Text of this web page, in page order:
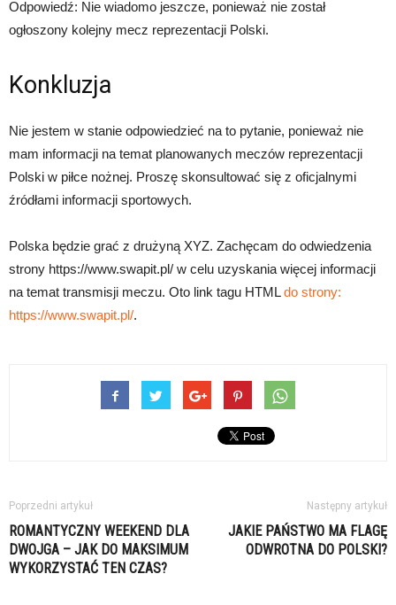
Odpowiedź: Nie wiadomo jeszcze, ponieważ nie został
ogłoszony kolejny mecz reprezentacji Polski.
Konkluzja
Nie jestem w stanie odpowiedzieć na to pytanie, ponieważ nie
mam informacji na temat planowanych meczów reprezentacji
Polski w piłce nożnej. Proszę skonsultować się z oficjalnymi
źródłami informacji sportowych.
Polska będzie grać z drużyną XYZ. Zachęcam do odwiedzenia
strony https://www.swapit.pl/ w celu uzyskania więcej informacji
na temat transmisji meczu. Oto link tagu HTMLdo strony:
https://www.swapit.pl/.
Poprzedni artykuł
ROMANTYCZNY WEEKEND DLA
DWOJGA – JAK DO MAKSIMUM
WYKORZYSTAĆ TEN CZAS?
Następny artykuł
JAKIE PAŃSTWO MA FLAGĘ
ODWROTNA DO POLSKI?